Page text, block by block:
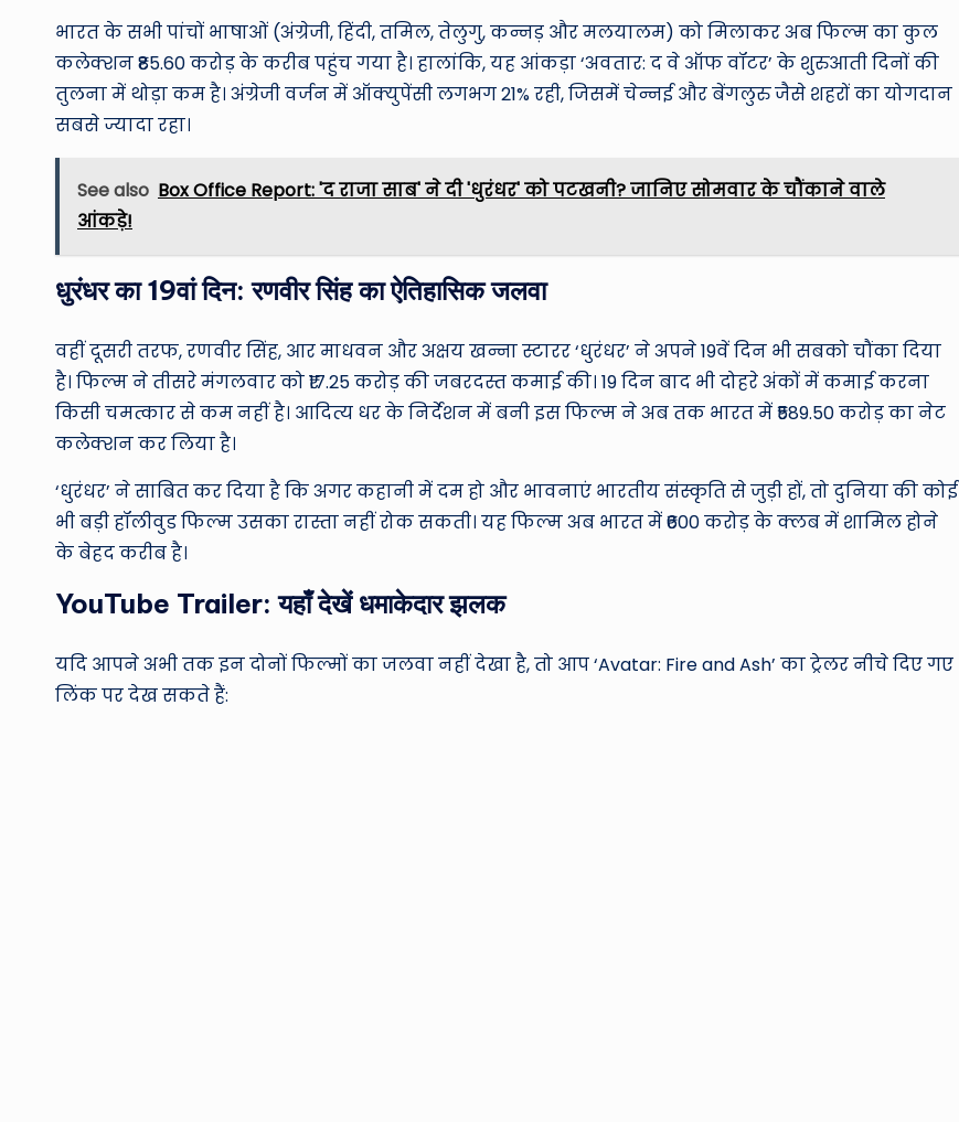
भारत के सभी पांचों भाषाओं (अंग्रेजी, हिंदी, तमिल, तेलुगु, कन्नड़ और मलयालम) को मिलाकर अब फिल्म का कुल
कलेक्शन ₹85.60 करोड़ के करीब पहुंच गया है। हालांकि, यह आंकड़ा ‘अवतार: द वे ऑफ वॉटर’ के शुरुआती दिनों की
तुलना में थोड़ा कम है। अंग्रेजी वर्जन में ऑक्युपेंसी लगभग 21% रही, जिसमें चेन्नई और बेंगलुरु जैसे शहरों का योगदान
सबसे ज्यादा रहा।
See also Box Office Report: 'द राजा साब' ने दी 'धुरंधर' को पटखनी? जानिए सोमवार के चौंकाने वाले
आंकड़े!
धुरंधर का 19वां दिन: रणवीर सिंह का ऐतिहासिक जलवा
वहीं दूसरी तरफ, रणवीर सिंह, आर माधवन और अक्षय खन्ना स्टारर ‘धुरंधर’ ने अपने 19वें दिन भी सबको चौंका दिया
है। फिल्म ने तीसरे मंगलवार को ₹17.25 करोड़ की जबरदस्त कमाई की। 19 दिन बाद भी दोहरे अंकों में कमाई करना
किसी चमत्कार से कम नहीं है। आदित्य धर के निर्देशन में बनी इस फिल्म ने अब तक भारत में ₹589.50 करोड़ का नेट
कलेक्शन कर लिया है।
‘धुरंधर’ ने साबित कर दिया है कि अगर कहानी में दम हो और भावनाएं भारतीय संस्कृति से जुड़ी हों, तो दुनिया की कोई
भी बड़ी हॉलीवुड फिल्म उसका रास्ता नहीं रोक सकती। यह फिल्म अब भारत में ₹600 करोड़ के क्लब में शामिल होने
के बेहद करीब है।
YouTube Trailer: यहाँ देखें धमाकेदार झलक
यदि आपने अभी तक इन दोनों फिल्मों का जलवा नहीं देखा है, तो आप ‘Avatar: Fire and Ash’ का ट्रेलर नीचे दिए गए
लिंक पर देख सकते हैं: